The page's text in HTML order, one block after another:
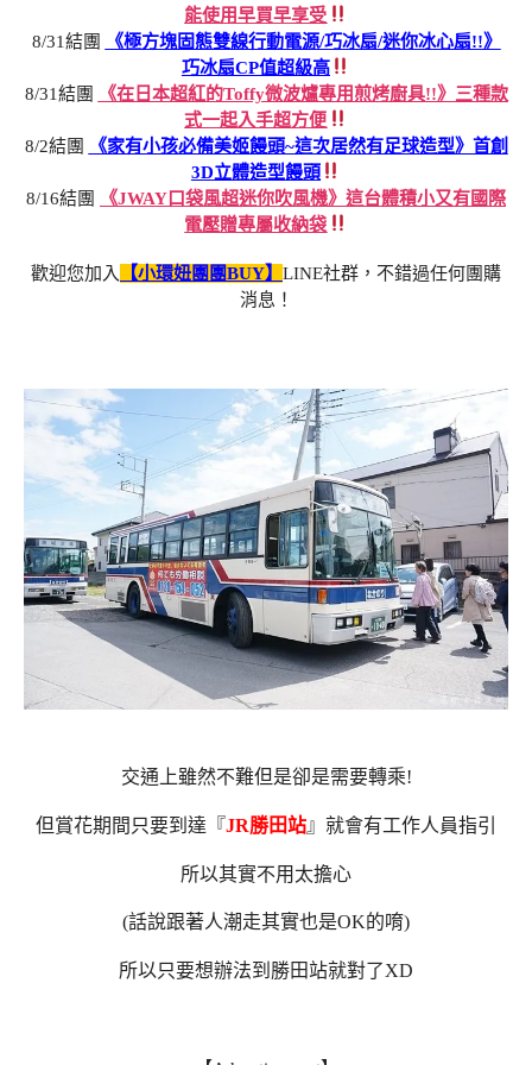
能使用早買早享受
8/31結團
《極方塊固態雙線行動電源/巧冰扇/迷你冰心扇!!》
巧冰扇CP值超級高
8/31結團
《在日本超紅的Toffy微波爐專用煎烤廚具!!》三種款
式一起入手超方便
8/2結團
《家有小孩必備美姬饅頭~這次居然有足球造型》首創
3D立體造型饅頭
8/16結團
《JWAY口袋風超迷你吹風機》這台體積小又有國際
電壓贈專屬收納袋
歡迎您加入 【小環妞團團BUY】 LINE社群，不錯過任何團購
消息！
交通上雖然不難但是卻是需要轉乘!
但賞花期間只要到達『JR勝田站』就會有工作人員指引
所以其實不用太擔心
(話說跟著人潮走其實也是OK的唷)
所以只要想辦法到勝田站就對了XD